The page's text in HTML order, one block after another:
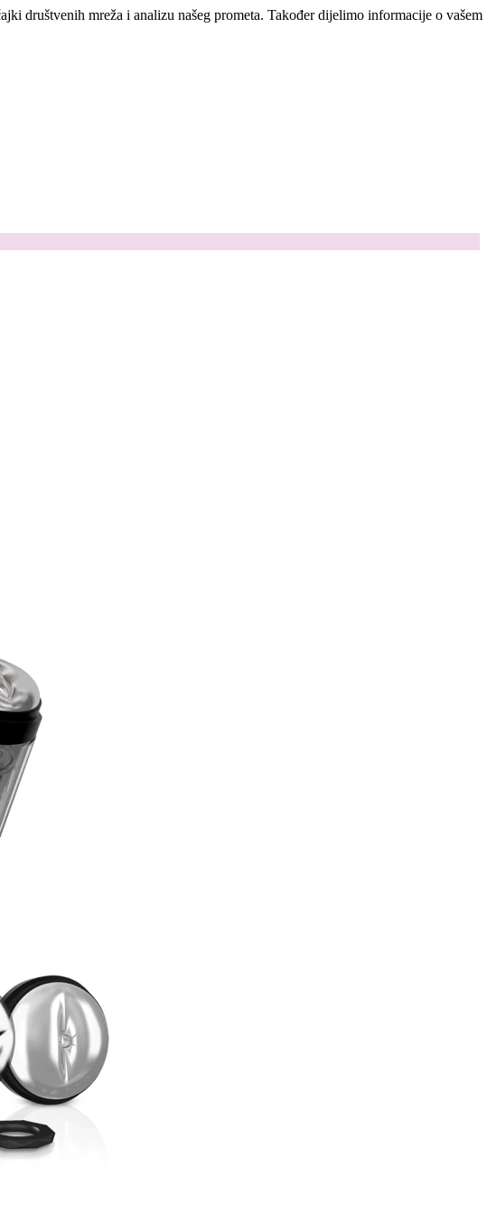
društvenih mreža i analizu našeg prometa. Također dijelimo informacije o vašem